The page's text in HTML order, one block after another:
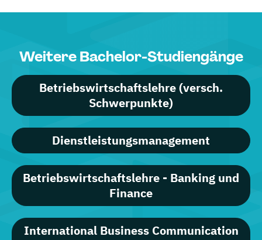
Weitere Bachelor-Studiengänge
Betriebswirtschaftslehre (versch.
Schwerpunkte)
Dienstleistungsmanagement
Betriebswirtschaftslehre - Banking und
Finance
International Business Communication